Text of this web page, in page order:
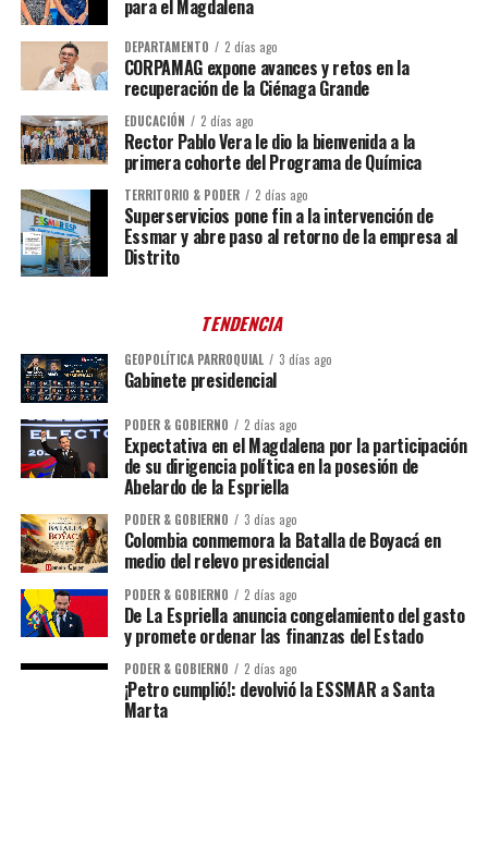
para el Magdalena
DEPARTAMENTO 2 días ago
CORPAMAG expone avances y retos en la
recuperación de la Ciénaga Grande
EDUCACIÓN 2 días ago
Rector Pablo Vera le dio la bienvenida a la
primera cohorte del Programa de Química
TERRITORIO & PODER 2 días ago
Superservicios pone fin a la intervención de
Essmar y abre paso al retorno de la empresa al
Distrito
TENDENCIA
GEOPOLÍTICA PARROQUIAL 3 días ago
Gabinete presidencial
PODER & GOBIERNO 2 días ago
Expectativa en el Magdalena por la participación
de su dirigencia política en la posesión de
Abelardo de la Espriella
PODER & GOBIERNO 3 días ago
Colombia conmemora la Batalla de Boyacá en
medio del relevo presidencial
PODER & GOBIERNO 2 días ago
De La Espriella anuncia congelamiento del gasto
y promete ordenar las finanzas del Estado
PODER & GOBIERNO 2 días ago
¡Petro cumplió!: devolvió la ESSMAR a Santa
Marta